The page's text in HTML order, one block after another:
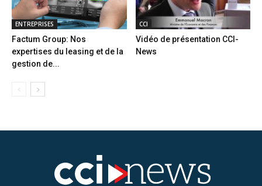
ENTREPRISES
Factum Group: Nos
expertises du leasing et de la
gestion de...
CCI
Vidéo de présentation CCI-
News